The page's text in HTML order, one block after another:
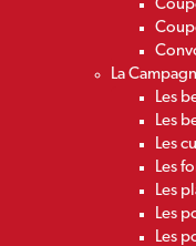
La
Les
Les
Les
Les
Les
Les
Les